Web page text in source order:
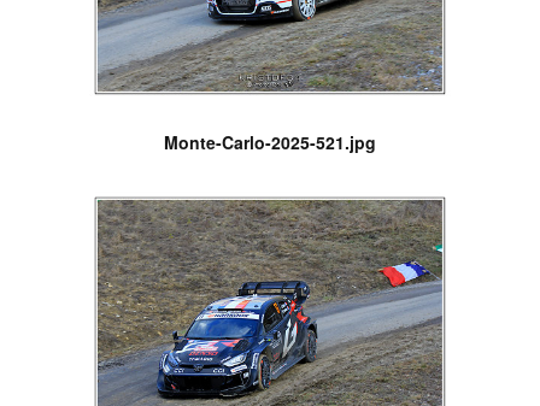
Monte-Carlo-2025-521.jpg